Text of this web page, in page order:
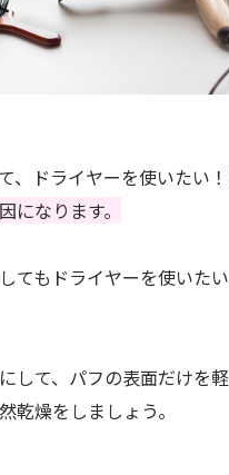
、ドライヤーを使いたい
になります。
てもドライヤーを使いた
して、パフの表面だけを
乾燥をしましょう。